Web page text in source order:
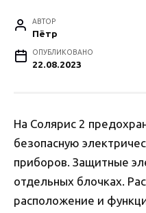
АВТОР
Пётр
ОПУБЛИКОВАНО
22.08.2023
На Солярис 2
безопасную
приборов. Защитные
отдельных блочках.
расположение и